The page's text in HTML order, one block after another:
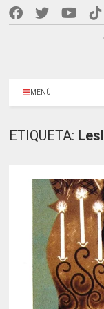
MENÚ
ETIQUETA: